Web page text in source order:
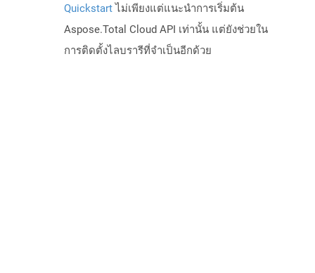
Quickstartไม่เพียงแต่แนะนำการเริ่มต้น
Aspose.Total Cloud API เท่านั้น แต่ยังช่วยใน
การติดตั้งไลบรารีที่จำเป็นอีกด้วย